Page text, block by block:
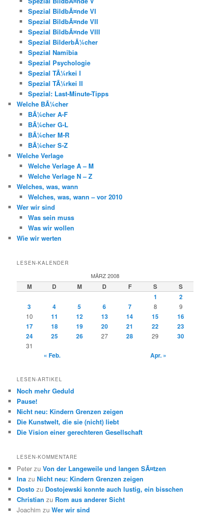
Spezial BildbÃ¤nde VI
Spezial BildbÃ¤nde VII
Spezial BildbÃ¤nde VIII
Spezial BilderbÃ¼cher
Spezial Namibia
Spezial Psychologie
Spezial TÃ¼rkei I
Spezial TÃ¼rkei II
Spezial: Last-Minute-Tipps
Welche BÃ¼cher
BÃ¼cher A-F
BÃ¼cher G-L
BÃ¼cher M-R
BÃ¼cher S-Z
Welche Verlage
Welche Verlage A – M
Welche Verlage N – Z
Welches, was, wann
Welches, was, wann – vor 2010
Wer wir sind
Was sein muss
Was wir wollen
Wie wir werten
LESEN-KALENDER
MÄRZ 2008
M D M D F S
S
1
2
3
4 5 6 7 8
9
10
11 12 13 14 15
16
17
18 19 20 21 22
23
24
25 26 27 28 29 30
31
« Feb. Apr. »
LESEN-ARTIKEL
Noch mehr Geduld
Pause!
Nicht neu: Kindern Grenzen zeigen
Die Kunstwelt, die sie (nicht) liebt
Die Vision einer gerechteren Gesellschaft
LESEN-KOMMENTARE
Peter zuVon der Langeweile und langen SÃ¤tzen
Ina zuNicht neu: Kindern Grenzen zeigen
Dosto zu Dostojewski konnte auch lustig, ein bisschen
Christian zu Rom aus anderer Sicht
Joachim zuWer wir sind